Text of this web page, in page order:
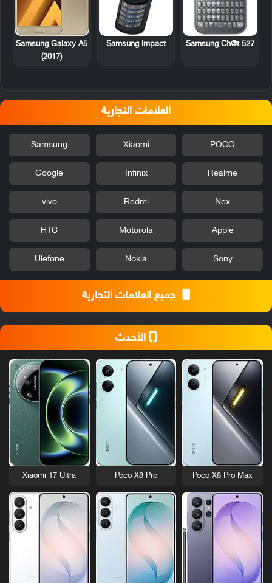
Samsung Ch@t 527
Samsung Impact
Samsung Galaxy A5
(2017)
العلامات التجارية
POCO
Xiaomi
Samsung
Realme
Infinix
Google
Nex
Redmi
vivo
Apple
Motorola
HTC
Sony
Nokia
Ulefone
جميع العلامات التجارية
الأحدث
Poco X8 Pro Max
Poco X8 Pro
Xiaomi 17 Ultra